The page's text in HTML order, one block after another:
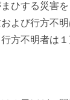
ひする災害
よび行方不
方不明者は